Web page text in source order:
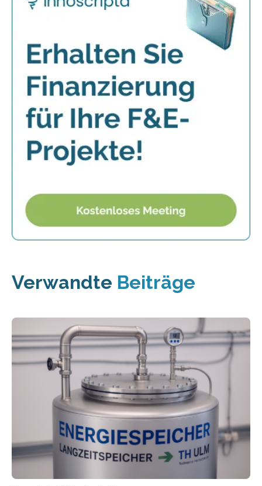
Verwandte Beiträge